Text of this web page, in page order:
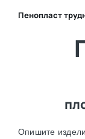
Пенопласт
Опишите